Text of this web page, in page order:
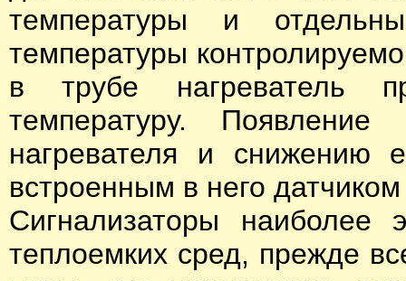
температуры и
температуры
в трубе нагреватель
температуру.
нагревателя и снижению
встроенным в него
Сигнализаторы наиболее
теплоемких сред, прежде